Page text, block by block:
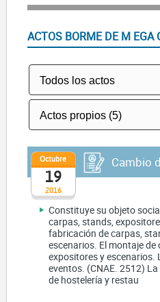
ACTOS BORME DE M EGA
2016
Octubre
19
Cambio
Constituye su objeto
carpas, stands,
fabricación de carpas,
escenarios. El montaje de
expositores y escenarios.
eventos. (CNAE. 2512)
de hostelería y restau